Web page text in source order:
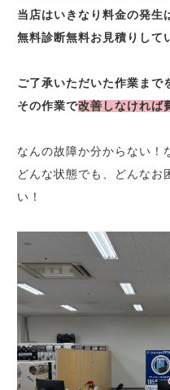
当店はいきなり料金の発生
無料診断無料お見積りして
ご了承いただいた作業まで
その作業で改善しなければ
なんの故障か分からない！
どんな状態でも、どんなお
い！